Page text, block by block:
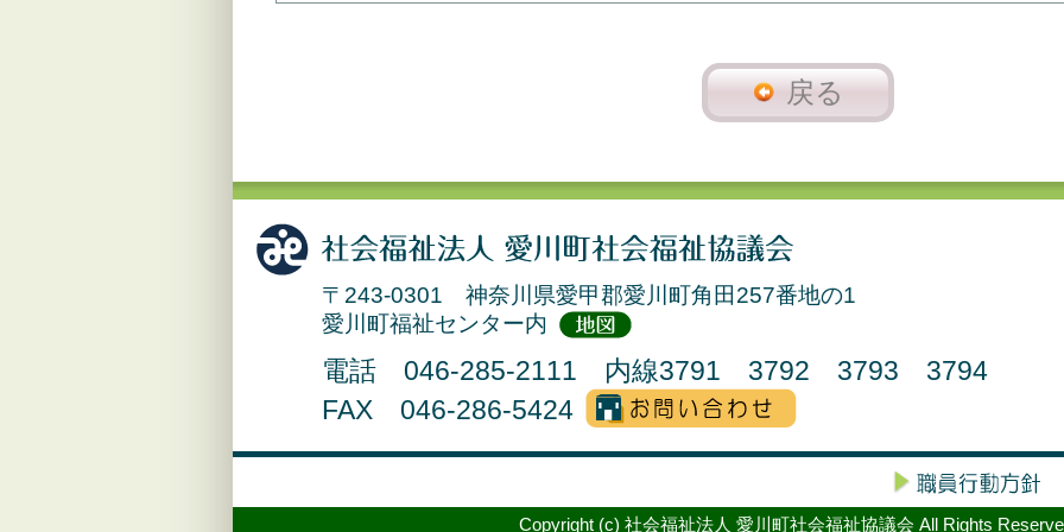
戻る
〒243-0301 神奈川県愛甲郡愛川町角田257番地の1
愛川町福祉センター内
電話 046-285-2111 内線3791 3792 3793 3794
FAX 046-286-5424
Copyright (c) 社会福祉法人 愛川町社会福祉協議会 All Rights